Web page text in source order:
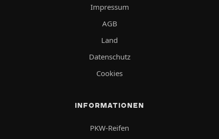
Impressum
AGB
Land
Datenschutz
Cookies
INFORMATIONEN
PKW-Reifen